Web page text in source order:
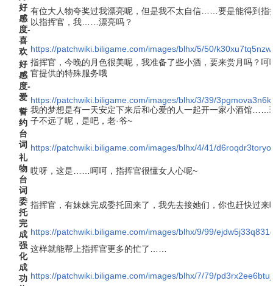
好
感
度-
喜
欢
有位大人物夸奖过我漂亮呢，但是我不太自信……要是能得到指
以指挥官，我……漂亮吗？
https://patchwiki.biligame.com/images/blhx/5/50/
好
感
度-
爱
指挥官，今晚的月色很美呢，我准备了些小酒，要来赏月吗？
官提供的特殊服务哦
https://patchwiki.biligame.com/images/blhx/3/39/
誓
约
台
词
我的梦想是有一天安定下来后和心爱的人一起开一家小酒馆……
子不远了呢，是吧，老·爷~
https://patchwiki.biligame.com/images/blhx/4/41/
礼
物
台
词
哎呀，这是……呵呵，指挥官很懂女人心呢~
委
托
完
成
指挥官，有妹妹完成委托回来了，我先去接她们，你也赶快过来
https://patchwiki.biligame.com/images/blhx/9/99/
强
化
成
功
这样就能帮上指挥官更多的忙了……
https://patchwiki.biligame.com/images/blhx/7/79/